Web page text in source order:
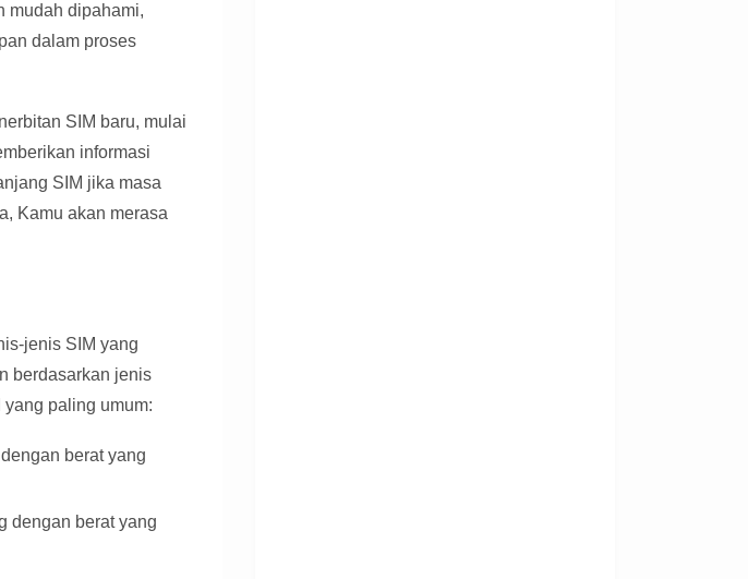
mudah dipahami,
dalam proses
SIM baru, mulai
informasi
SIM jika masa
Kamu akan merasa
jenis SIM yang
berdasarkan jenis
paling umum:
berat yang
dengan berat yang